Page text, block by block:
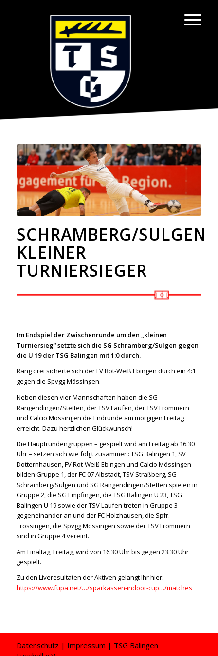
SCHRAMBERG/SULGEN
KLEINER
TURNIERSIEGER
Im Endspiel der Zwischenrunde um den „kleinen
Turniersieg“ setzte sich die SG Schramberg/Sulgen gegen
die U 19 der TSG Balingen mit 1:0 durch.
Rang drei sicherte sich der FV Rot-Weiß Ebingen durch ein 4:1
gegen die Spvgg Mössingen.
Neben diesen vier Mannschaften haben die SG
Rangendingen/Stetten, der TSV Laufen, der TSV Frommern
und Calcio Mössingen die Endrunde am morgigen Freitag
erreicht. Dazu herzlichen Glückwunsch!
Die Hauptrundengruppen – gespielt wird am Freitag ab 16.30
Uhr – setzen sich wie folgt zusammen: TSG Balingen 1, SV
Dotternhausen, FV Rot-Weiß Ebingen und Calcio Mössingen
bilden Gruppe 1, der FC 07 Albstadt, TSV Straßberg, SG
Schramberg/Sulgen und SG Rangendingen/Stetten spielen in
Gruppe 2, die SG Empfingen, die TSG Balingen U 23, TSG
Balingen U 19 sowie der TSV Laufen treten in Gruppe 3
gegeneinander an und der FC Holzhausen, die Spfr.
Trossingen, die Spvgg Mössingen sowie der TSV Frommern
sind in Gruppe 4 vereint.
Am Finaltag, Freitag, wird von 16.30 Uhr bis gegen 23.30 Uhr
gespielt.
Zu den Liveresultaten der Aktiven gelangt Ihr hier:
https://www.fupa.net/…/sparkassen-indoor-cup…/matches
Datenschutz | Impressum | TSG Balingen